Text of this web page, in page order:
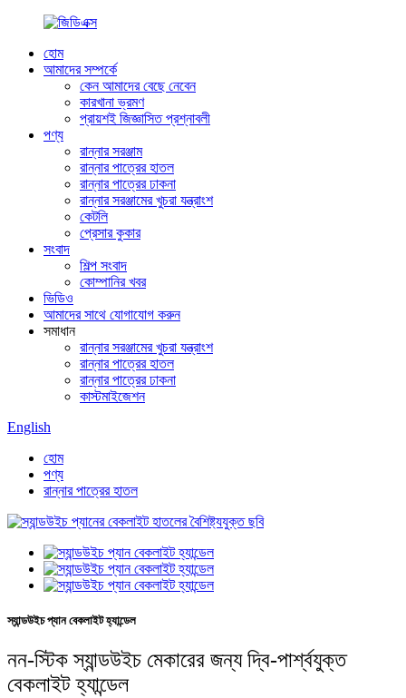
হোম
আমাদের সম্পর্কে
কেন আমাদের বেছে নেবেন
কারখানা ভ্রমণ
প্রায়শই জিজ্ঞাসিত প্রশ্নাবলী
পণ্য
রান্নার সরঞ্জাম
রান্নার পাত্রের হাতল
রান্নার পাত্রের ঢাকনা
রান্নার সরঞ্জামের খুচরা যন্ত্রাংশ
কেটলি
প্রেসার কুকার
সংবাদ
শিল্প সংবাদ
কোম্পানির খবর
ভিডিও
আমাদের সাথে যোগাযোগ করুন
সমাধান
রান্নার সরঞ্জামের খুচরা যন্ত্রাংশ
রান্নার পাত্রের হাতল
রান্নার পাত্রের ঢাকনা
কাস্টমাইজেশন
English
হোম
পণ্য
রান্নার পাত্রের হাতল
স্যান্ডউইচ প্যান বেকলাইট হ্যান্ডেল
নন-স্টিক স্যান্ডউইচ মেকারের জন্য দ্বি-পার্শ্বযুক্ত
বেকলাইট হ্যান্ডেল